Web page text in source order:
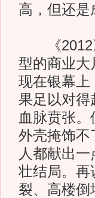
高，但还是
《2012》
型的商业大
现在银幕上
果足以对得
血脉贲张
外壳掩饰不
人都献出
壮结局。
裂、高楼倒